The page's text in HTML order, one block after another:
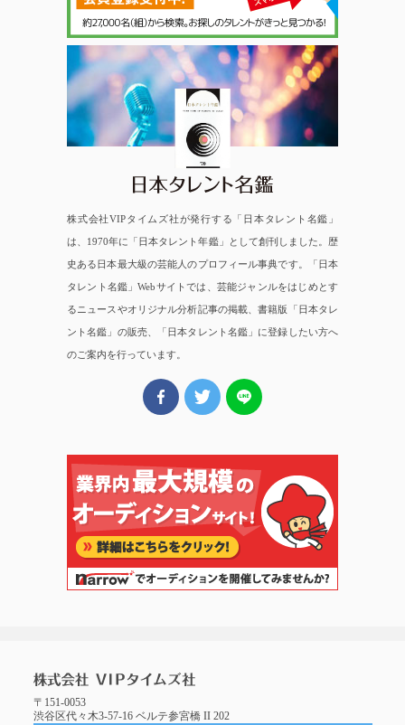
日本タレント名鑑
株式会社VIPタイムズ社が発行する「日本タレント名鑑」
は、1970年に「日本タレント年鑑」として創刊しました。歴
史ある日本最大級の芸能人のプロフィール事典です。「日本
タレント名鑑」Webサイトでは、芸能ジャンルをはじめとす
るニュースやオリジナル分析記事の掲載、書籍版「日本タレ
ント名鑑」の販売、「日本タレント名鑑」に登録したい方へ
のご案内を行っています。
〒151-0053
渋谷区代々木3-57-16 ベルテ参宮橋 II 202